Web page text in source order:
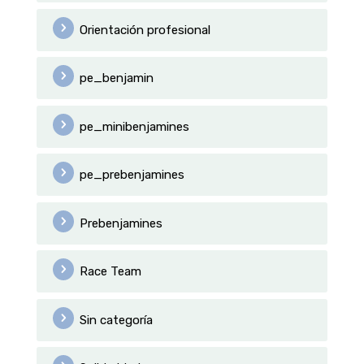
Orientación profesional
pe_benjamin
pe_minibenjamines
pe_prebenjamines
Prebenjamines
Race Team
Sin categoría